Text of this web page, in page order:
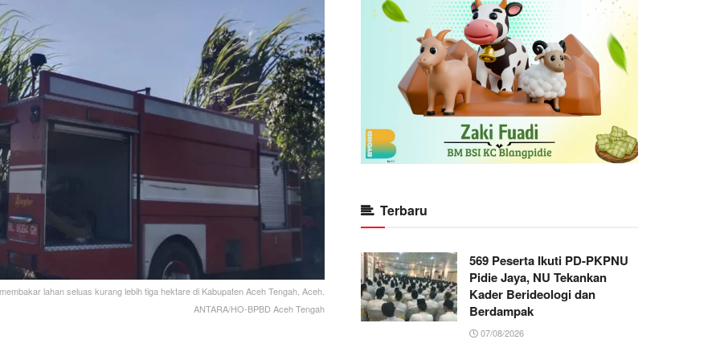
lahan seluas kurang lebih tiga hektare di Kabupaten Aceh Tengah, Aceh.
ANTARA/HO-BPBD Aceh Tengah
Terbaru
569 Peserta Ikuti PD-PKPNU
Pidie Jaya, NU Tekankan
Kader Berideologi dan
Berdampak
07/08/2026